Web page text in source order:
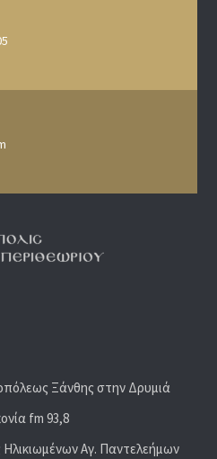
Ξάνθης στην Δρυμιά
fm 93,8
Αγ. Παντελεήμων